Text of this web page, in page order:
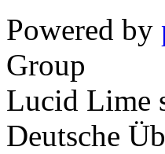
Powered by
Group
Lucid Lime
Deutsche